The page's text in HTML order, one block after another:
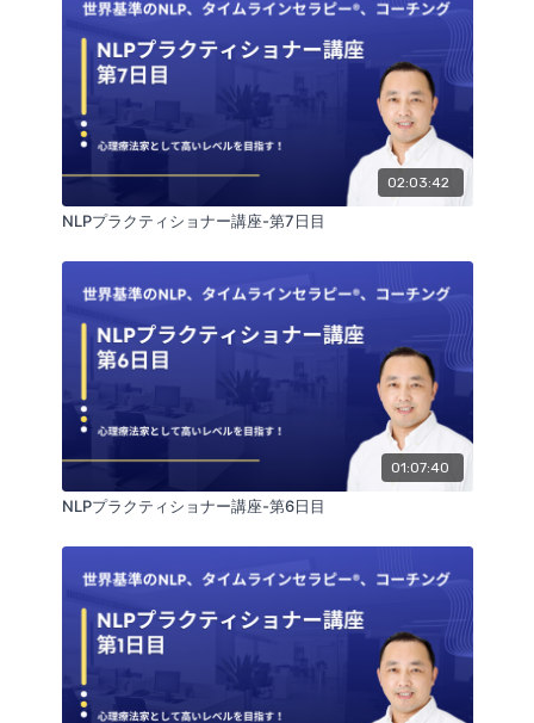
02:03:42
NLPプラクティショナー講座-第7日目
01:07:40
NLPプラクティショナー講座-第6日目